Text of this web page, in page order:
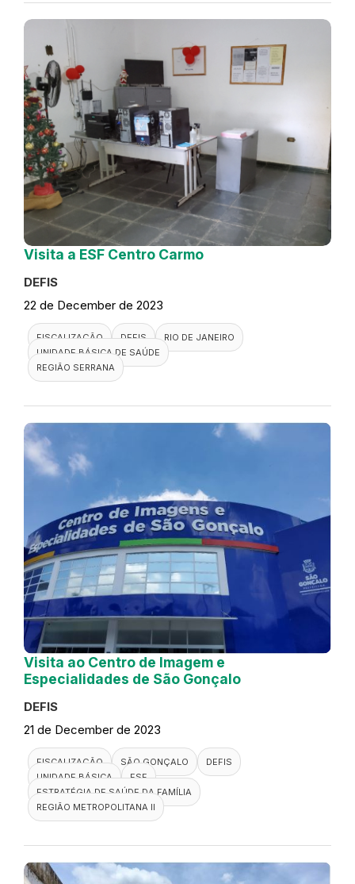
Visita a ESF Centro Carmo
DEFIS
22 de December de 2023
FISCALIZAÇÃO DEFIS
RIO DE JANEIRO
UNIDADE BÁSICA DE SAÚDE
REGIÃO SERRANA
Visita ao Centro de Imagem e
Especialidades de São Gonçalo
DEFIS
21 de December de 2023
FISCALIZAÇÃO SÃO GONÇALO
DEFIS
UNIDADE BÁSICA
ESF
ESTRATÉGIA DE SAÚDE DA FAMÍLIA
REGIÃO METROPOLITANA II